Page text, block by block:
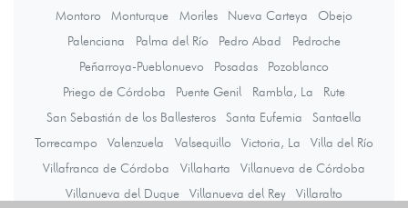
Montoro
Monturque Moriles Nueva Carteya
Obejo
Palenciana
Palma del Río Pedro Abad
Pedroche
Peñarroya-Pueblonuevo
Posadas
Pozoblanco
Priego de Córdoba
Puente Genil Rambla, La
Rute
San Sebastián de los Ballesteros
Santa Eufemia
Santaella
Torrecampo
Valenzuela Valsequillo Victoria, La
Villa del Río
Villafranca de Córdoba
Villaharta
Villanueva de Córdoba
Villanueva del Duque
Villanueva del Rey
Villaralto